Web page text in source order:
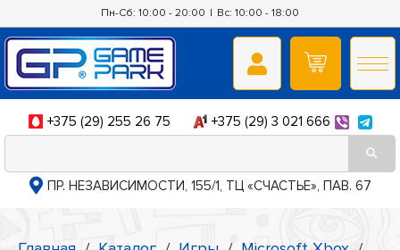
Пн-Сб: 10:00 - 20:00 | Вс: 10:00 - 18:00
+375 (29) 255 26 75 +375 (29) 3 021 666
ПР. НЕЗАВИСИМОСТИ, 155/1, ТЦ «СЧАСТЬЕ», ПАВ. 67